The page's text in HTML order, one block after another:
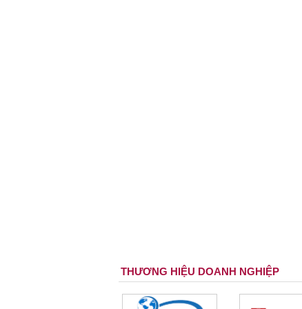
THƯƠNG HIỆU DOANH NGHIỆP